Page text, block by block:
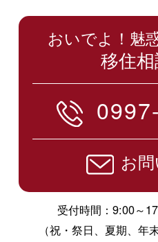
おいでよ！魅
移住
お
受付時間：9:00～
（祝・祭日、夏期、年